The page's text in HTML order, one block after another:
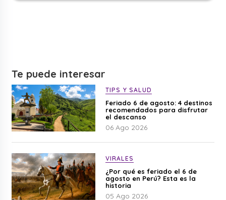
Te puede interesar
TIPS Y SALUD
Feriado 6 de agosto: 4 destinos
recomendados para disfrutar
el descanso
06 Ago 2026
VIRALES
¿Por qué es feriado el 6 de
agosto en Perú? Esta es la
historia
05 Ago 2026